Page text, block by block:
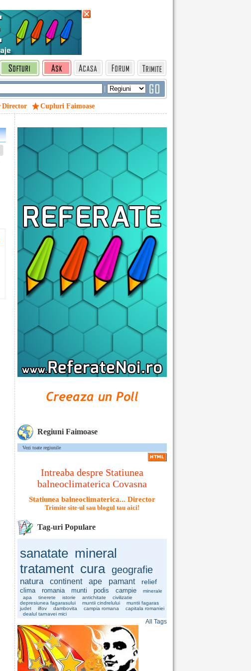
|
Director Cupluri Faimoase
Regiuni Faimoase
Vezi toate regiunile
Intreaba despre Statiunea
balneoclimaterica Covasna
Statiunea balneoclimaterica... Director
Trimite site-ul sau blogul tau aici!
Tag-uri Populare
sanatate mineral
tratament cura geografie
natura continent ape pamant relief
clima romania munti podis campie
minerale
apa
tinerete istorie antichitate
civilizatie
depresiunea fagarasului
muntii cindrelului
muntii fagaras
judet
ilfov dambovita campia romana
capitala romaniei
dealul tarnavei mici
All Tags